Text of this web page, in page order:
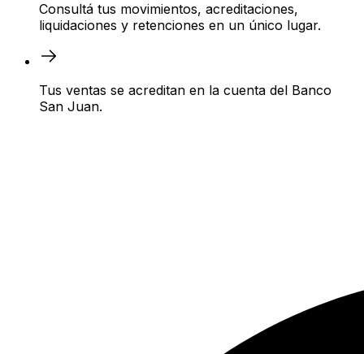
Consultá tus movimientos, acreditaciones,
liquidaciones y retenciones en un único lugar.
Tus ventas se acreditan en la cuenta del Banco
San Juan.